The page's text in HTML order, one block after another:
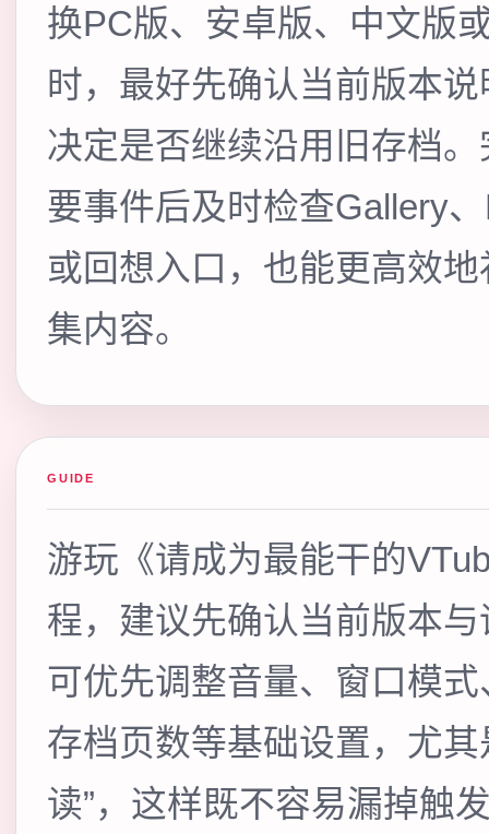
换PC版、安卓版、中文版
时，最好先确认当前版本
决定是否继续沿用旧存档
要事件后及时检查Gallery
或回想入口，也能更高效
集内容。
GUIDE
游玩《请成为最能干的
程，建议先确认当前版本
可优先调整音量、窗口模
存档页数等基础设置，尤
读”，这样既不容易漏掉触